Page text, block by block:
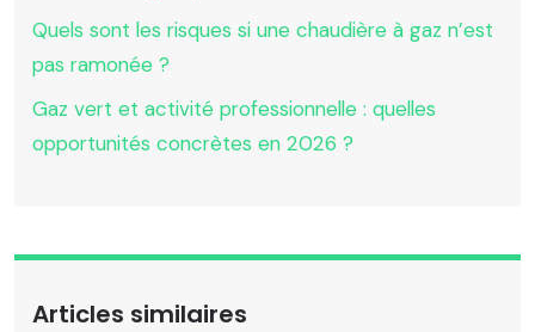
Quels sont les risques si une chaudière à gaz n’est
pas ramonée ?
Gaz vert et activité professionnelle : quelles
opportunités concrètes en 2026 ?
Articles similaires